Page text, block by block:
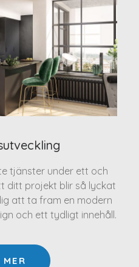
tjänster under ett och
ditt projekt blir så lyckat
att ta fram en modern
och ett tydligt innehåll.
MER